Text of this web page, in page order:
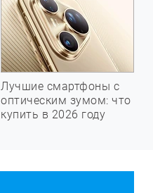
Лучшие смартфоны с
оптическим зумом: что
купить в 2026 году